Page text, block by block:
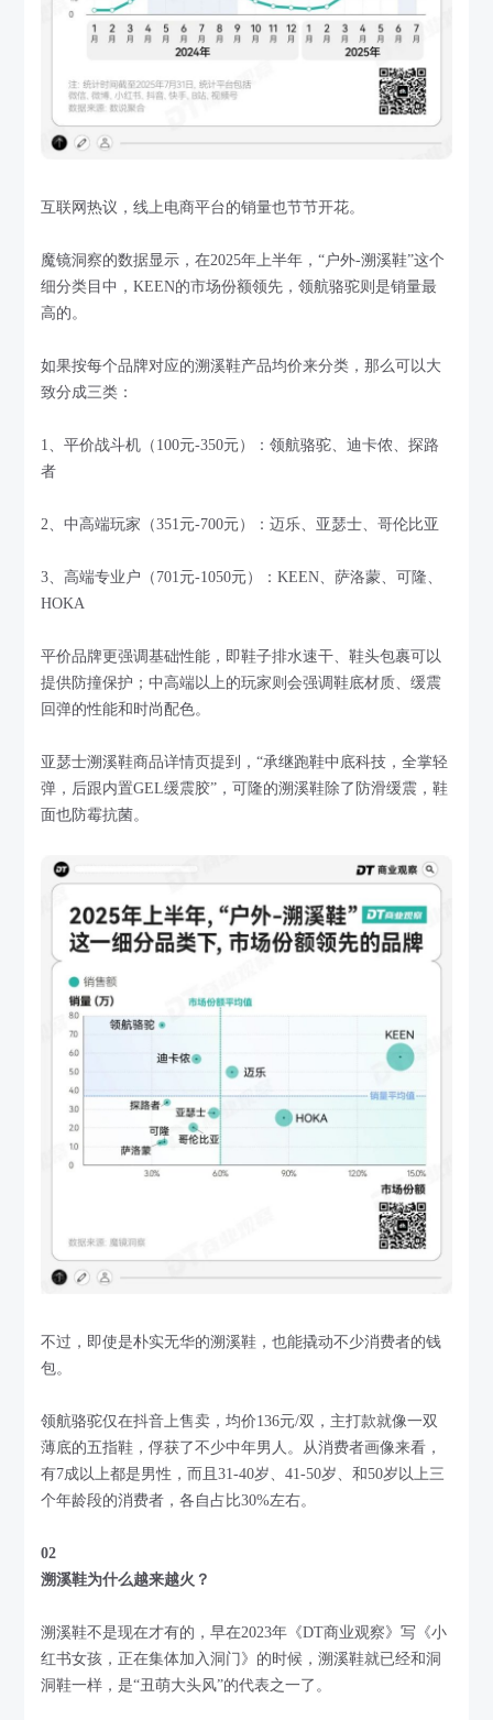
互联网热议，线上电商平台的销量也节节开花。
魔镜洞察的数据显示，在2025年上半年，“户外-溯溪鞋”这个
细分类目中，KEEN的市场份额领先，领航骆驼则是销量最
高的。
如果按每个品牌对应的溯溪鞋产品均价来分类，那么可以大
致分成三类：
1、平价战斗机（100元-350元）：领航骆驼、迪卡侬、探路
者
2、中高端玩家（351元-700元）：迈乐、亚瑟士、哥伦比亚
3、高端专业户（701元-1050元）：KEEN、萨洛蒙、可隆、
HOKA
平价品牌更强调基础性能，即鞋子排水速干、鞋头包裹可以
提供防撞保护；中高端以上的玩家则会强调鞋底材质、缓震
回弹的性能和时尚配色。
亚瑟士溯溪鞋商品详情页提到，“承继跑鞋中底科技，全掌轻
弹，后跟内置GEL缓震胶”，可隆的溯溪鞋除了防滑缓震，鞋
面也防霉抗菌。
不过，即使是朴实无华的溯溪鞋，也能撬动不少消费者的钱
包。
领航骆驼仅在抖音上售卖，均价136元/双，主打款就像一双
薄底的五指鞋，俘获了不少中年男人。从消费者画像来看，
有7成以上都是男性，而且31-40岁、41-50岁、和50岁以上三
个年龄段的消费者，各自占比30%左右。
02
溯溪鞋为什么越来越火？
溯溪鞋不是现在才有的，早在2023年《DT商业观察》写《小
红书女孩，正在集体加入洞门》的时候，溯溪鞋就已经和洞
洞鞋一样，是“丑萌大头风”的代表之一了。